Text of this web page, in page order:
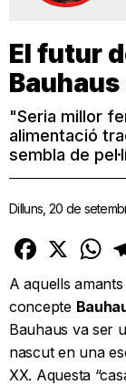
El futur
"Seria millor
alimentació
sembla de
Dilluns, 20 de
Facebook
X
A aquells
concepte
Bauhaus va ser
nascut en una
XX. Aquesta